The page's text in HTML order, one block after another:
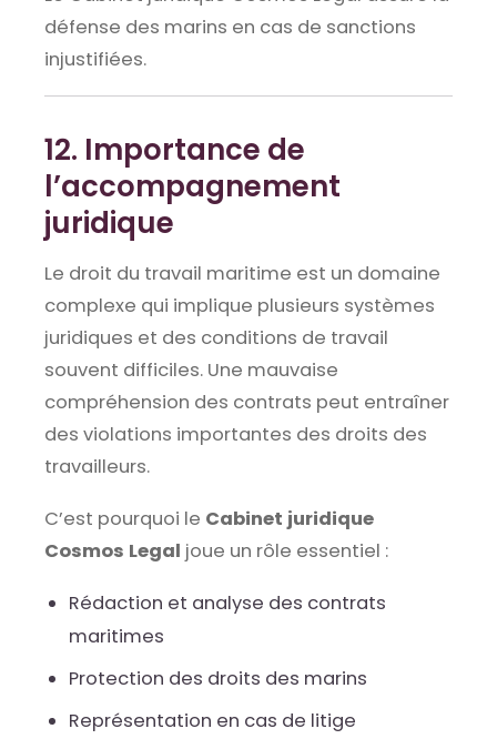
défense des marins en cas de sanctions
injustifiées.
12. Importance de
l’accompagnement
juridique
Le droit du travail maritime est un domaine
complexe qui implique plusieurs systèmes
juridiques et des conditions de travail
souvent difficiles. Une mauvaise
compréhension des contrats peut entraîner
des violations importantes des droits des
travailleurs.
C’est pourquoi le Cabinet juridique
Cosmos Legal joue un rôle essentiel :
Rédaction et analyse des contrats
maritimes
Protection des droits des marins
Représentation en cas de litige